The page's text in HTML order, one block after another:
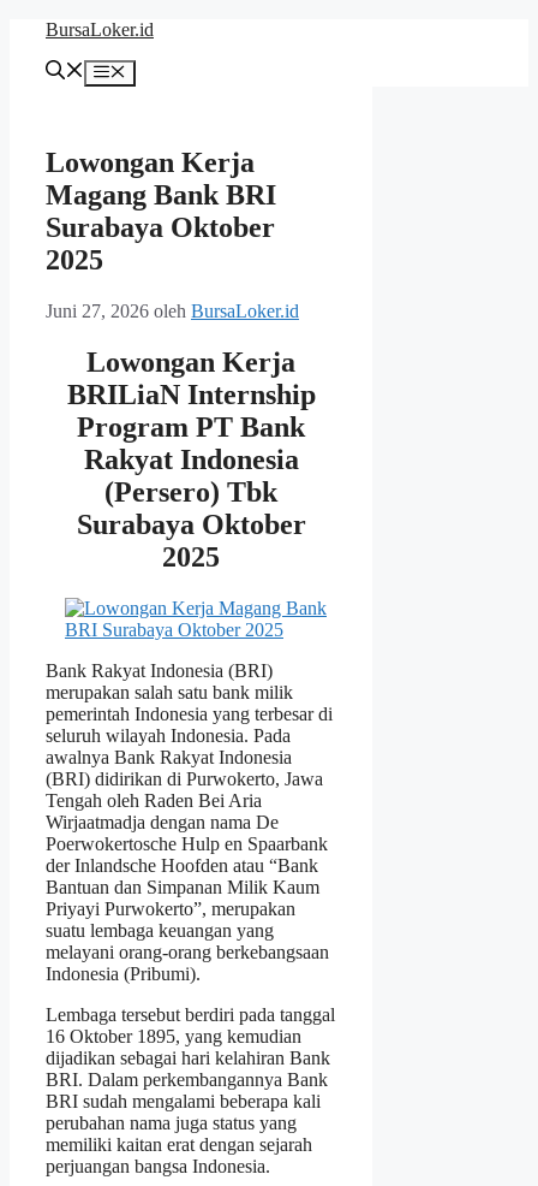
Langsung
BursaLoker.id
Menu
Lowongan Kerja
Magang Bank BRI
Surabaya Oktober
2025
Juni 27, 2026 oleh BursaLoker.id
Lowongan Kerja
BRILiaN Internship
Program PT Bank
Rakyat Indonesia
(Persero) Tbk
Surabaya Oktober
2025
Bank Rakyat Indonesia (BRI)
merupakan salah satu bank milik
pemerintah Indonesia yang terbesar di
seluruh wilayah Indonesia. Pada
awalnya Bank Rakyat Indonesia
(BRI) didirikan di Purwokerto, Jawa
Tengah oleh Raden Bei Aria
Wirjaatmadja dengan nama De
Poerwokertosche Hulp en Spaarbank
der Inlandsche Hoofden atau “Bank
Bantuan dan Simpanan Milik Kaum
Priyayi Purwokerto”, merupakan
suatu lembaga keuangan yang
melayani orang-orang berkebangsaan
Indonesia (Pribumi).
Lembaga tersebut berdiri pada tanggal
16 Oktober 1895, yang kemudian
dijadikan sebagai hari kelahiran Bank
BRI. Dalam perkembangannya Bank
BRI sudah mengalami beberapa kali
perubahan nama juga status yang
memiliki kaitan erat dengan sejarah
perjuangan bangsa Indonesia.